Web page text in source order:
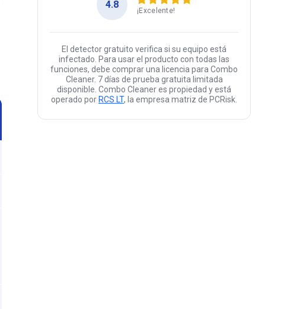
4.8
¡Excelente!
El detector gratuito verifica si su equipo está
infectado. Para usar el producto con todas las
funciones, debe comprar una licencia para Combo
Cleaner. 7 días de prueba gratuita limitada
disponible. Combo Cleaner es propiedad y está
operado por RCS LT, la empresa matriz de PCRisk.